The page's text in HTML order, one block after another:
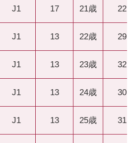
J1 17 21歳 22
J1 13 22歳 29
J1 13 23歳 32
J1 13 24歳 30
J1 13 25歳 31